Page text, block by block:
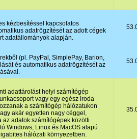
kézbesítéssel kapcsolatos
adatrögzítését az adott cégek
adatállományok alapján.
(pl. PayPal, SimplePay, Barion,
és automatikus adatrögzítését az
adattárolást helyi számítógép
vagy egy egész iroda
a számítógép hálózatukon
akár egyetlen nagy céggel,
adatok számítógépek közötti
Windows, Linux és MacOS alapú
hálózati környezetben.